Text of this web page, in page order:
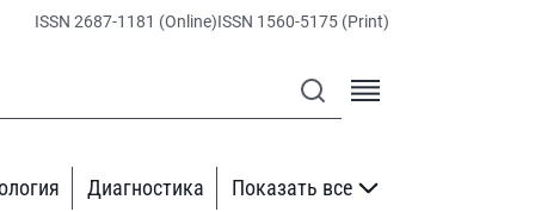
ISSN 2687-1181 (Online)ISSN 1560-5175 (Print)
Диагностика Показать все